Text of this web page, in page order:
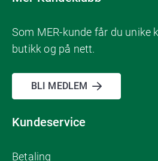
Som MER-kunde får du unike
butikk og på nett.
BLI MEDLEM
Kundeservice
Betaling